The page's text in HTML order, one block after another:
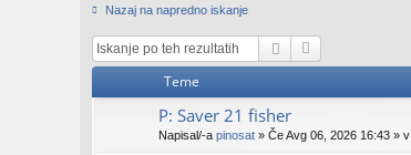
za
ve
Nazaj na napredno iskanje
Teme
P: Saver 21 fisher
Napisal/-a pinosat » Če Avg 06, 2026 16:43 » v